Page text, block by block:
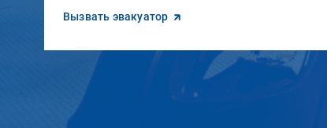
Вызвать эвакуатор